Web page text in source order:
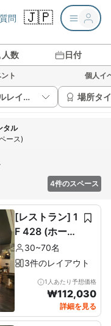
問 🇯🇵
人数 日付
ト 個人イ
テーブルレイアウト 場所タ
タル
ース)
4件のスペース
[レストラン] 1
F 428 (ホール
60席+ルーム1
0席)
30~70名
3件のレイアウト
1人あたり予想価格
₩112,030
詳細を見る